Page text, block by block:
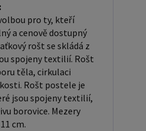
pro ty, kteří
a cenově dostupný
rošt se skládá z
spojeny textilií. Rošt
těla, cirkulaci
Rošt postele je
jsou spojeny textilií,
borovice. Mezery
cm.